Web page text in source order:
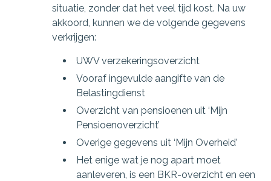
situatie, zonder dat het veel tijd kost. Na uw
akkoord, kunnen we de volgende gegevens
verkrijgen:
UWV verzekeringsoverzicht
Vooraf ingevulde aangifte van de
Belastingdienst
Overzicht van pensioenen uit ‘Mijn
Pensioenoverzicht’
Overige gegevens uit ‘Mijn Overheid’
Het enige wat je nog apart moet
aanleveren, is een BKR-overzicht en een